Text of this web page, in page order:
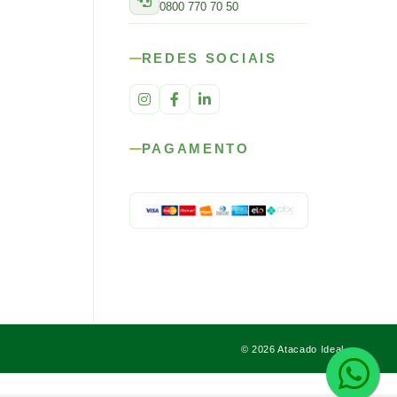
0800 770 70 50
REDES SOCIAIS
PAGAMENTO
© 2026 Atacado Ideal